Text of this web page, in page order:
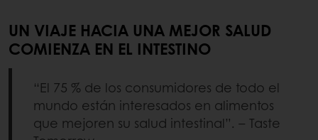
UN VIAJE HACIA UNA MEJOR SALUD
COMIENZA EN EL INTESTINO
“El 75 % de los consumidores de todo el
mundo están interesados en alimentos
que mejoren su salud intestinal”. – Taste